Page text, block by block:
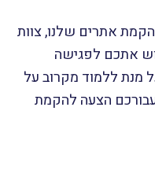
הקמת אתרים שלנו, צוות
אתכם לפגישה
מנת ללמוד מקרוב על
הצעה להקמת